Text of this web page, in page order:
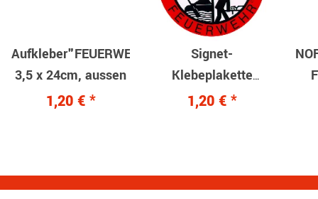
Aufkleber"FEUERWEHR",
3,5 x 24cm, aussen
1,20 € *
Signet-
Klebeplakette
"Feuerwehr" 90mm,
1,20 € *